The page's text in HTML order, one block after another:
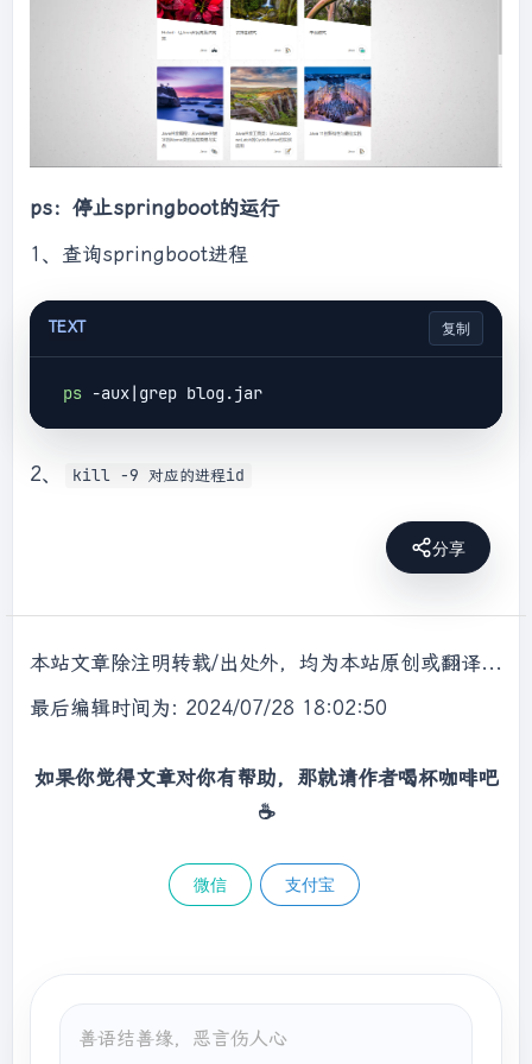
ps：停止springboot的运行
1、查询springboot进程
TEXT 复制
ps
2、 kill -9 对应的进程id
分享
本站文章除注明转载/出处外，均为本站原创或翻译，转载前请务必署名，转载请标明出处。
最后编辑时间为: 2024/07/28 18:02:50
如果你觉得文章对你有帮助，那就请作者喝杯咖啡吧
☕
微信 支付宝